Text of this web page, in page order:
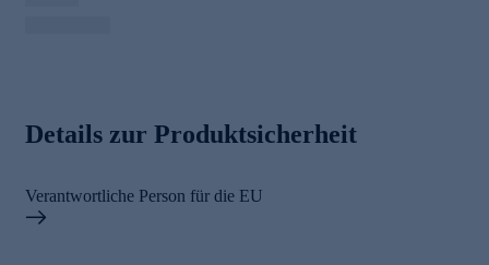
Details zur Produktsicherheit
Verantwortliche Person für die EU